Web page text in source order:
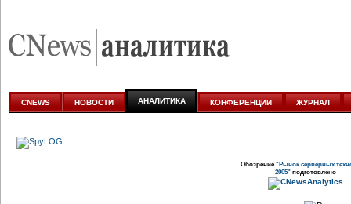
аналитике
CNEWS НОВОСТИ АНАЛИТИКА КОНФЕРЕНЦИИ ЖУРНАЛ
Обозрение"Рынок серверных
2005" подготовлено